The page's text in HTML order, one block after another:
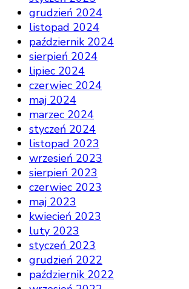
grudzień 2024
listopad 2024
październik 2024
sierpień 2024
lipiec 2024
czerwiec 2024
maj 2024
marzec 2024
styczeń 2024
listopad 2023
wrzesień 2023
sierpień 2023
czerwiec 2023
maj 2023
kwiecień 2023
luty 2023
styczeń 2023
grudzień 2022
październik 2022